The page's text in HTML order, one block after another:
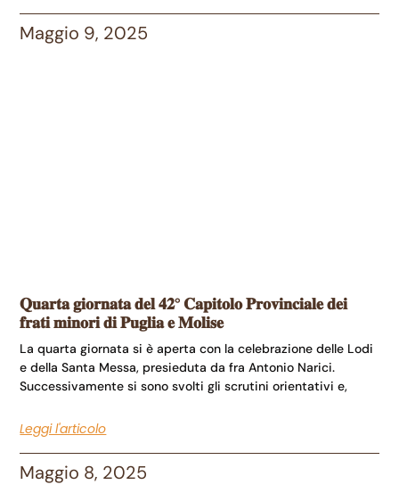
Maggio 9, 2025
𝐐𝐮𝐚𝐫𝐭𝐚 𝐠𝐢𝐨𝐫𝐧𝐚𝐭𝐚 𝐝𝐞𝐥 𝟒𝟐° 𝐂𝐚𝐩𝐢𝐭𝐨𝐥𝐨 𝐏𝐫𝐨𝐯𝐢𝐧𝐜𝐢𝐚𝐥𝐞 𝐝𝐞𝐢
𝐟𝐫𝐚𝐭𝐢 𝐦𝐢𝐧𝐨𝐫𝐢 𝐝𝐢 𝐏𝐮𝐠𝐥𝐢𝐚 𝐞 𝐌𝐨𝐥𝐢𝐬𝐞
La quarta giornata si è aperta con la celebrazione delle Lodi
e della Santa Messa, presieduta da fra Antonio Narici.
Successivamente si sono svolti gli scrutini orientativi e,
Leggi l'articolo
Maggio 8, 2025